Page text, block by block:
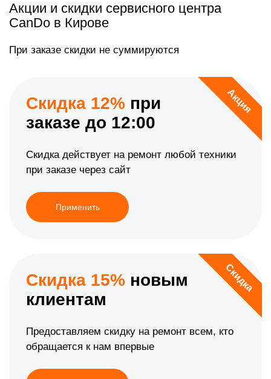
Акции и скидки сервисного центра
CanDo в Кирове
При заказе скидки не суммируются
Акция
Скидка 12% при
заказе до 12:00
Скидка действует на ремонт любой техники
при заказе через сайт
Применить
Скидка
Скидка 15% новым
клиентам
Предоставляем скидку на ремонт всем, кто
обращается к нам впервые